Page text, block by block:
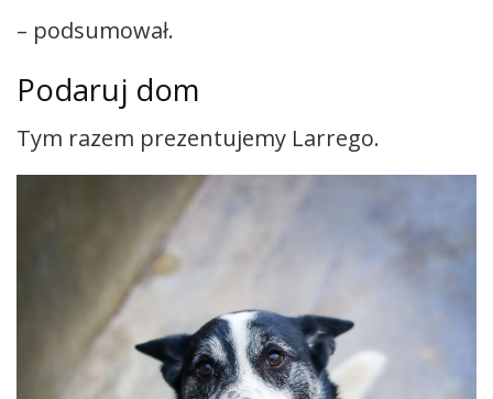
– podsumował.
Podaruj dom
Tym razem prezentujemy Larrego.